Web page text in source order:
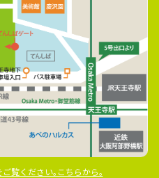
覧ください｡こちらから｡